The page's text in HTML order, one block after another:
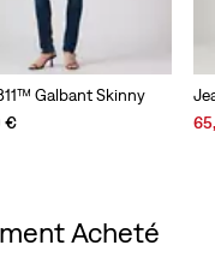
Galbant Skinny
€
Acheté